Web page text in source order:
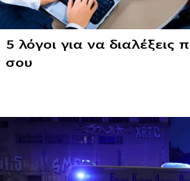
5 λόγοι για να διαλέξεις
σου